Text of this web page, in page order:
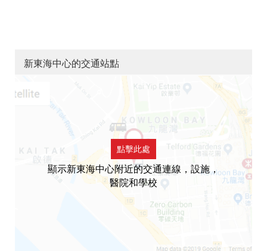
新東海中心的交通站點
點擊此處
顯示新東海中心附近的交通連線，設施，
醫院和學校